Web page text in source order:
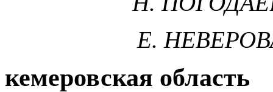
Е.
кемеровская область